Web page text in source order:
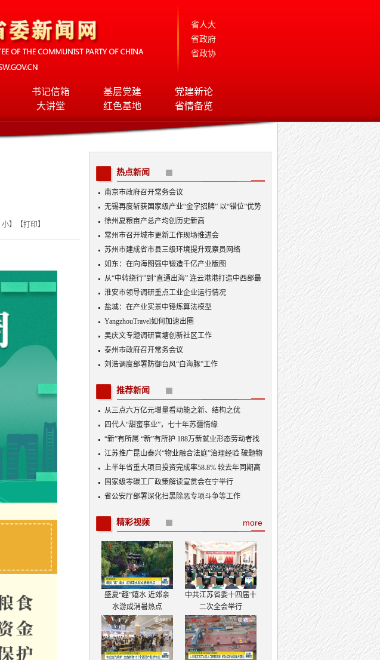
省人大
省政府
省政协
书记信箱 基层党建
党建新论
大讲堂 红色基地 省情备览
小】【打印】
热点新闻
南京市政府召开常务会议
无锡再度斩获国家级产业“金字招牌” 以“错位”优势
入局AI顶层赛道
徐州夏粮亩产总产均创历史新高
常州市召开城市更新工作现场推进会
苏州市建成省市县三级环境提升观察员网络
如东：在向海图强中锻造千亿产业版图
从“中转绕行”到“直通出海” 连云港港打造中西部最
优出海口
淮安市领导调研重点工业企业运行情况
盐城：在产业实景中锤炼算法模型
YangzhouTravel如何加速出圈
吴庆文专题调研官塘创新社区工作
泰州市政府召开常务会议
刘浩调度部署防御台风“白海豚”工作
推荐新闻
从三点六万亿元增量看动能之新、结构之优
四代人“甜蜜事业”，七十年苏疆情缘
“新”有所属 “新”有所护 188万新就业形态劳动者找
到“娘家”
江苏推广昆山泰兴“物业融合法庭”治理经验 破题物
业治理“老大难”
上半年省重大项目投资完成率58.8% 较去年同期高
出3.5个百分点
国家级零碳工厂政策解读宣贯会在宁举行
省公安厅部署深化扫黑除恶专项斗争等工作
more
精彩视频
盛夏“趣”嬉水 近郊亲
水游成消暑热点
中共江苏省委十四届十
二次全会举行